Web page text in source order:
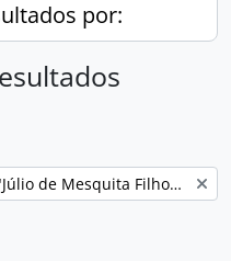
por:
Universidade Estadual Paulista "Júlio de Mesquita Filho" (Unesp)